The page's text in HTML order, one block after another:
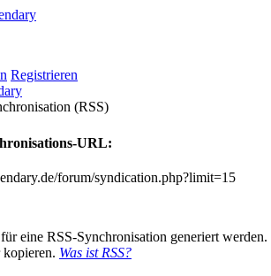
Registrieren
(RSS)
URL:
forum/syndication.php?limit=15
eine RSS-Synchronisation generiert
kopieren. Was ist RSS?